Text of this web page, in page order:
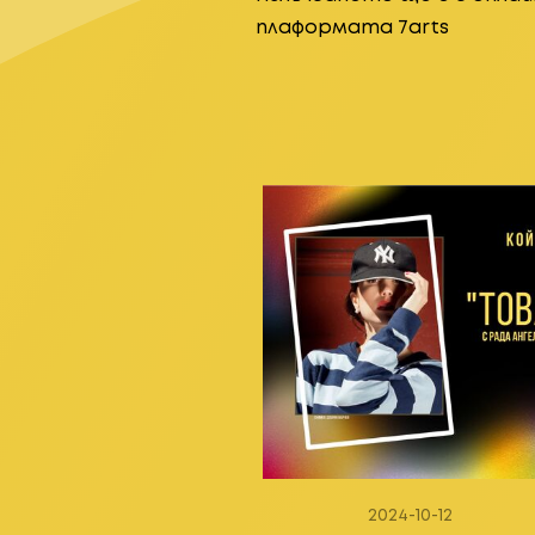
плаформата 7arts
2024-10-12